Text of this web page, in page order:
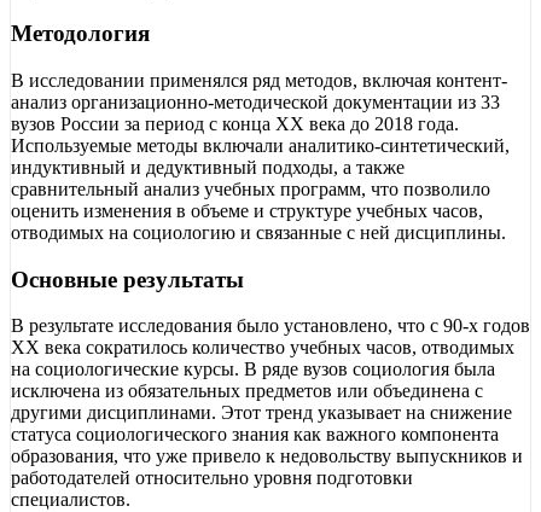
Методология
В исследовании применялся ряд методов, включая контент-
анализ организационно-методической документации из 33
вузов России за период с конца ХХ века до 2018 года.
Используемые методы включали аналитико-синтетический,
индуктивный и дедуктивный подходы, а также
сравнительный анализ учебных программ, что позволило
оценить изменения в объеме и структуре учебных часов,
отводимых на социологию и связанные с ней дисциплины.
Основные результаты
В результате исследования было установлено, что с 90-х годов
ХХ века сократилось количество учебных часов, отводимых
на социологические курсы. В ряде вузов социология была
исключена из обязательных предметов или объединена с
другими дисциплинами. Этот тренд указывает на снижение
статуса социологического знания как важного компонента
образования, что уже привело к недовольству выпускников и
работодателей относительно уровня подготовки
специалистов.